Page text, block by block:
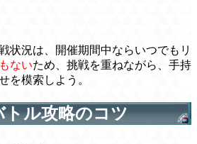
状況は、開催期間中ならいつでもリ
ないため、挑戦を重ねながら、手持
を模索しよう。
ル攻略のコツ